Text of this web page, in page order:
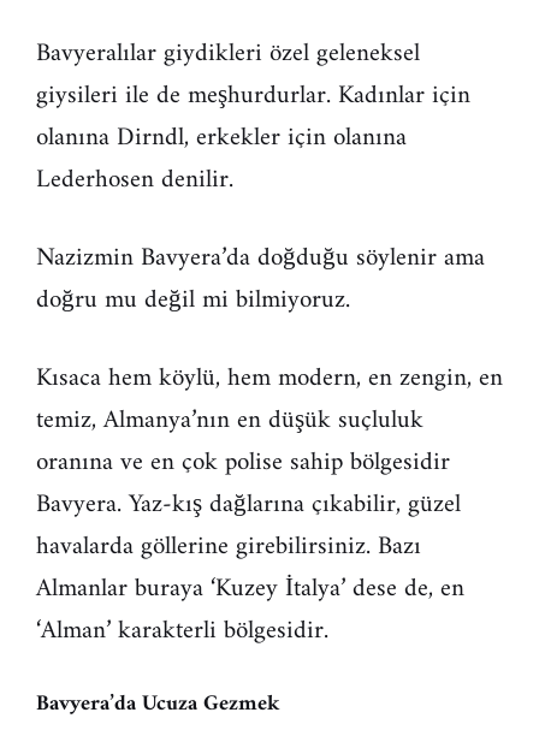
Bavyeralılar giydikleri özel geleneksel
giysileri ile de meşhurdurlar. Kadınlar için
olanına Dirndl, erkekler için olanına
Lederhosen denilir.
Nazizmin Bavyera’da doğduğu söylenir ama
doğru mu değil mi bilmiyoruz.
Kısaca hem köylü, hem modern, en zengin, en
temiz, Almanya’nın en düşük suçluluk
oranına ve en çok polise sahip bölgesidir
Bavyera. Yaz-kış dağlarına çıkabilir, güzel
havalarda göllerine girebilirsiniz. Bazı
Almanlar buraya ‘Kuzey İtalya’ dese de, en
‘Alman’ karakterli bölgesidir.
Bavyera’da Ucuza Gezmek